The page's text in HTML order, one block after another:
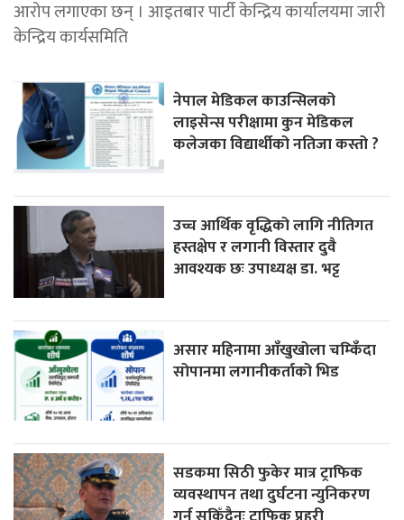
आरोप लगाएका छन् । आइतबार पार्टी केन्द्रिय कार्यालयमा जारी
केन्द्रिय कार्यसमिति
नेपाल मेडिकल काउन्सिलको
लाइसेन्स परीक्षामा कुन मेडिकल
कलेजका विद्यार्थीको नतिजा कस्तो ?
उच्च आर्थिक वृद्धिको लागि नीतिगत
हस्तक्षेप र लगानी विस्तार दुवै
आवश्यक छः उपाध्यक्ष डा. भट्ट
असार महिनामा आँखुखोला चम्किँदा
सोपानमा लगानीकर्ताको भिड
सडकमा सिठी फुकेर मात्र ट्राफिक
व्यवस्थापन तथा दुर्घटना न्युनिकरण